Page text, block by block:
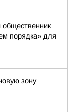
порядка» для
зону